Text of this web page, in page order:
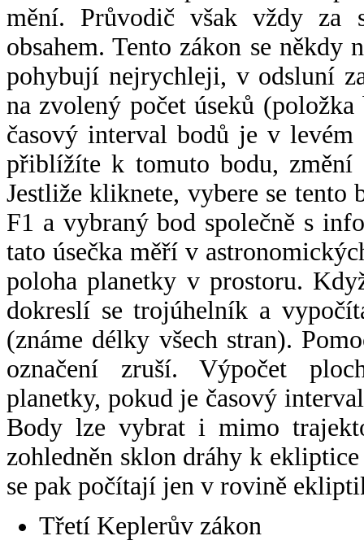
mění. Průvodič však vždy za
obsahem. Tento zákon se někdy
pohybují nejrychleji, v odsluní
na zvolený počet úseků
časový interval bodů je v
přiblížíte k tomuto bodu,
Jestliže kliknete, vybere se tento
F1 a vybraný bod společně s
tato úsečka měří v
poloha planetky v prostoru.
dokreslí se trojúhelník a
(známe délky všech stran).
označení zruší. Výpočet
planetky, pokud je časový
Body lze vybrat i mimo
zohledněn sklon dráhy k
se pak počítají jen v rovině
Třetí Keplerův zákon